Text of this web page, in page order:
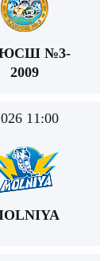
№3-
2009
11:00